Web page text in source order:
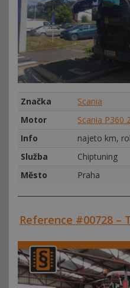
Značka
Scania
Motor
Scania P360
Info
najeto km,
Služba
Chiptuning
Město
Praha
Reference #00728 –